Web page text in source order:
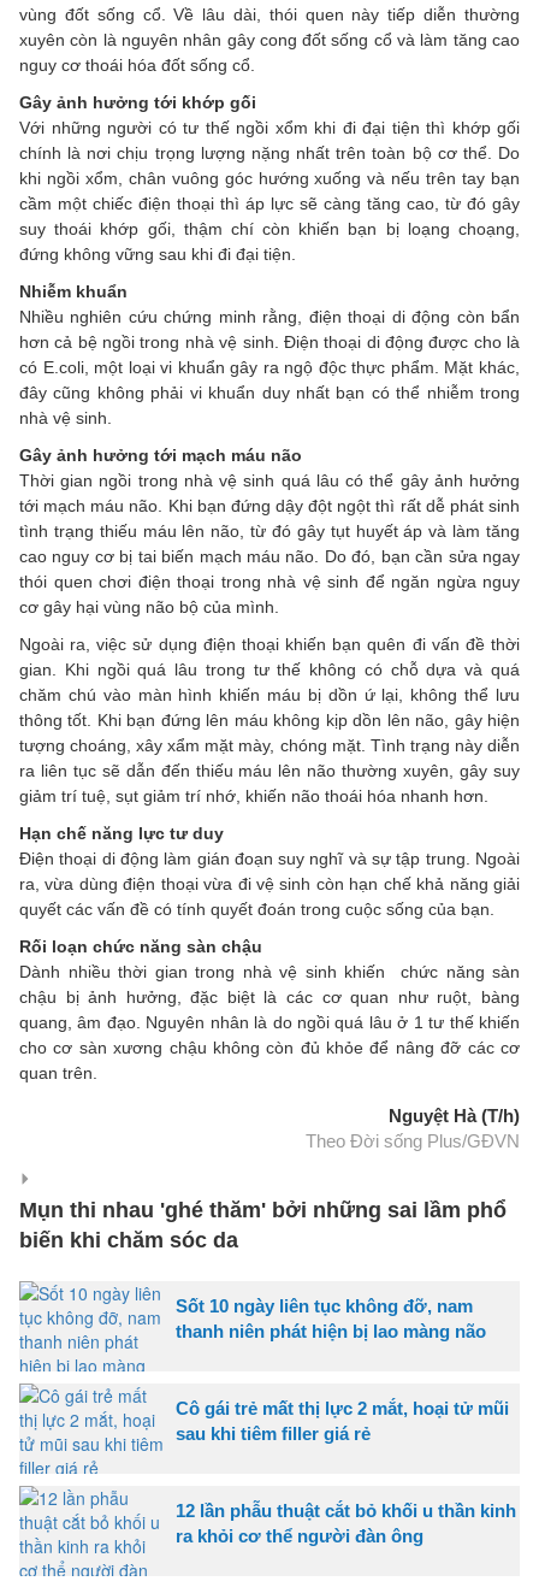
vùng đốt sống cổ. Về lâu dài, thói quen này tiếp diễn thường
xuyên còn là nguyên nhân gây cong đốt sống cổ và làm tăng cao
nguy cơ thoái hóa đốt sống cổ.
Gây ảnh hưởng tới khớp gối
Với những người có tư thế ngồi xổm khi đi đại tiện thì khớp gối
chính là nơi chịu trọng lượng nặng nhất trên toàn bộ cơ thể. Do
khi ngồi xổm, chân vuông góc hướng xuống và nếu trên tay bạn
cầm một chiếc điện thoại thì áp lực sẽ càng tăng cao, từ đó gây
suy thoái khớp gối, thậm chí còn khiến bạn bị loạng choạng,
đứng không vững sau khi đi đại tiện.
Nhiễm khuẩn
Nhiều nghiên cứu chứng minh rằng, điện thoại di động còn bẩn
hơn cả bệ ngồi trong nhà vệ sinh. Điện thoại di động được cho là
có E.coli, một loại vi khuẩn gây ra ngộ độc thực phẩm. Mặt khác,
đây cũng không phải vi khuẩn duy nhất bạn có thể nhiễm trong
nhà vệ sinh.
Gây ảnh hưởng tới mạch máu não
Thời gian ngồi trong nhà vệ sinh quá lâu có thể gây ảnh hưởng
tới mạch máu não. Khi bạn đứng dậy đột ngột thì rất dễ phát sinh
tình trạng thiếu máu lên não, từ đó gây tụt huyết áp và làm tăng
cao nguy cơ bị tai biến mạch máu não. Do đó, bạn cần sửa ngay
thói quen chơi điện thoại trong nhà vệ sinh để ngăn ngừa nguy
cơ gây hại vùng não bộ của mình.
Ngoài ra, việc sử dụng điện thoại khiến bạn quên đi vấn đề thời
gian. Khi ngồi quá lâu trong tư thế không có chỗ dựa và quá
chăm chú vào màn hình khiến máu bị dồn ứ lại, không thể lưu
thông tốt. Khi bạn đứng lên máu không kịp dồn lên não, gây hiện
tượng choáng, xây xẩm mặt mày, chóng mặt. Tình trạng này diễn
ra liên tục sẽ dẫn đến thiếu máu lên não thường xuyên, gây suy
giảm trí tuệ, sụt giảm trí nhớ, khiến não thoái hóa nhanh hơn.
Hạn chế năng lực tư duy
Điện thoại di động làm gián đoạn suy nghĩ và sự tập trung. Ngoài
ra, vừa dùng điện thoại vừa đi vệ sinh còn hạn chế khả năng giải
quyết các vấn đề có tính quyết đoán trong cuộc sống của bạn.
Rối loạn chức năng sàn chậu
Dành nhiều thời gian trong nhà vệ sinh khiến chức năng sàn
chậu bị ảnh hưởng, đặc biệt là các cơ quan như ruột, bàng
quang, âm đạo. Nguyên nhân là do ngồi quá lâu ở 1 tư thế khiến
cho cơ sàn xương chậu không còn đủ khỏe để nâng đỡ các cơ
quan trên.
Nguyệt Hà (T/h)
Theo Đời sống Plus/GĐVN
Mụn thi nhau 'ghé thăm' bởi những sai lầm phổ
biến khi chăm sóc da
Sốt 10 ngày liên tục không đỡ, nam
thanh niên phát hiện bị lao màng não
Cô gái trẻ mất thị lực 2 mắt, hoại tử mũi
sau khi tiêm filler giá rẻ
12 lần phẫu thuật cắt bỏ khối u thần kinh
ra khỏi cơ thể người đàn ông